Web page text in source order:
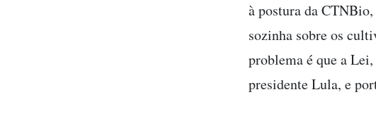
à postura da
sozinha sobre os
problema é que a
presidente Lula, e